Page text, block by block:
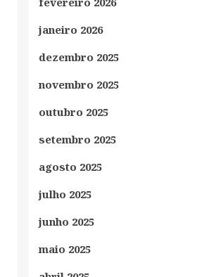
janeiro 2026
dezembro 2025
novembro 2025
outubro 2025
setembro 2025
agosto 2025
julho 2025
junho 2025
maio 2025